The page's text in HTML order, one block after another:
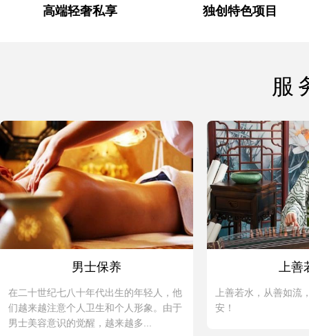
高端轻奢私享 独创特色项目
服
男士保养
在二十世纪七八十年代出生的年轻人，他
们越来越注意个人卫生和个人形象。由于
男士美容意识的觉醒，越来越多...
上善
上善若水，从善如流
安！